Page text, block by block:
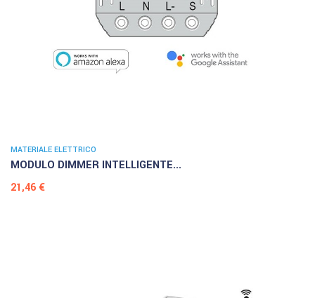
MATERIALE ELETTRICO
MODULO DIMMER INTELLIGENTE...
Prezzo
21,46 €